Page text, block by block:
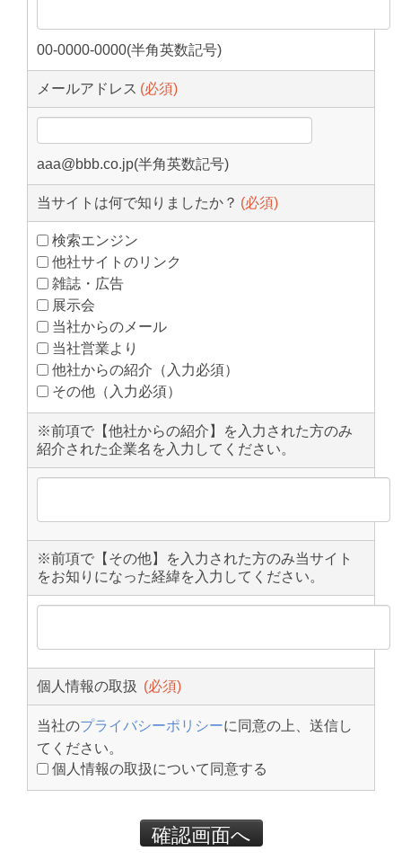
00-0000-0000(半角英数記号)
メールアドレス
aaa@bbb.co.jp(半角英数記号)
当サイトは何で知りましたか？
検索エンジン
他社サイトのリンク
雑誌・広告
展示会
当社からのメール
当社営業より
他社からの紹介（入力必須）
その他（入力必須）
※前項で【他社からの紹介】を入力された方のみ
紹介された企業名を入力してください。
※前項で【その他】を入力された方のみ当サイト
をお知りになった経緯を入力してください。
個人情報の取扱
当社のプライバシーポリシーに同意の上、送信し
てください。
個人情報の取扱について同意する